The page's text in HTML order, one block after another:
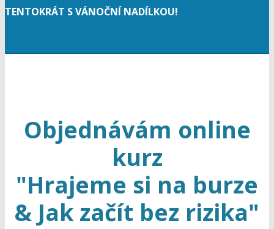
TENTOKRÁT S VÁNOČNÍ NADÍLKOU!
Objednávám online
kurz
"Hrajeme si na burze
& Jak začít bez rizika"